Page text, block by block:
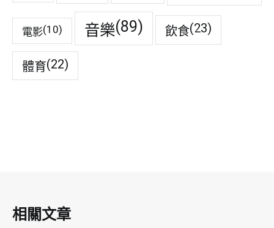
電影(10) 音樂(89) 飲食(23)
體育(22)
相關文章